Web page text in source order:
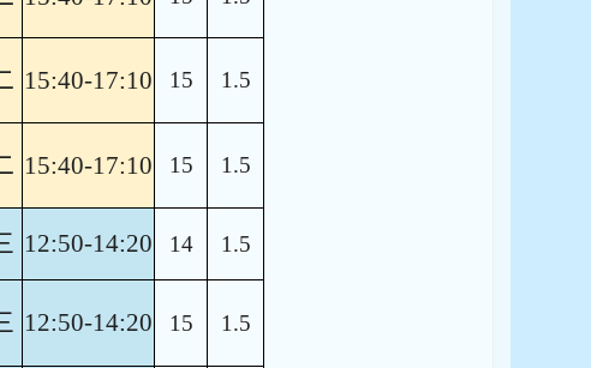
15:40-17:10 15 1.5
15:40-17:10 15 1.5
12:50-14:20 14 1.5
12:50-14:20 15 1.5